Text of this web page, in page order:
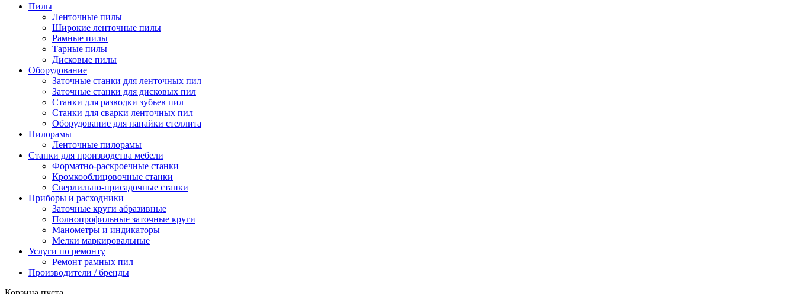
Пилы
Ленточные пилы
Широкие ленточные пилы
Рамные пилы
Тарные пилы
Дисковые пилы
Оборудование
Заточные станки для ленточных пил
Заточные станки для дисковых пил
Станки для разводки зубьев пил
Станки для сварки ленточных пил
Оборудование для напайки стеллита
Пилорамы
Ленточные пилорамы
Станки для производства мебели
Форматно-раскроечные станки
Кромкооблицовочные станки
Сверлильно-присадочные станки
Приборы и расходники
Заточные круги абразивные
Полнопрофильные заточные круги
Манометры и индикаторы
Мелки маркировальные
Услуги по ремонту
Ремонт рамных пил
Производители / бренды